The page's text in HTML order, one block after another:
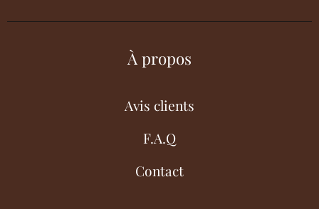
À propos
Avis clients
F.A.Q
Contact